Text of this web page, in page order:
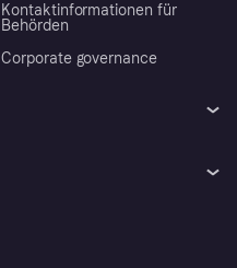
Kontaktinformationen für
Behörden
Corporate governance